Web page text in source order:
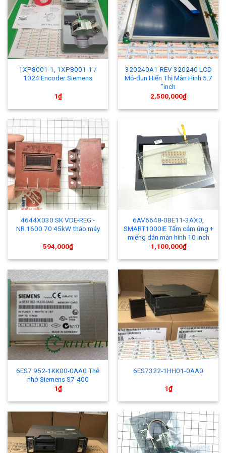
1XP8001-1, 1XP8001-1 /
1024 Encoder Siemens
1₫
320240A1-REV 320240 LCD
Mô-đun Hiển Thị Màn Hình 5.7
”inch
2,500,000₫
4644X030 SK VDE-REG.-
NR.1600 70 45kW tháo máy
594,000₫
6AV6648-0BE11-3AX0,
SMART1000IE Tấm cảm ứng +
miếng dán màn hinh 10 inch
1,100,000₫
6ES7 952-1KK00-0AA0 Thẻ
nhớ Siemens S7-400
1₫
6ES7322-1HH01-0AA0
1₫